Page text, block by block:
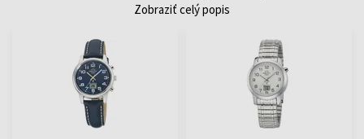
Zobraziť celý popis